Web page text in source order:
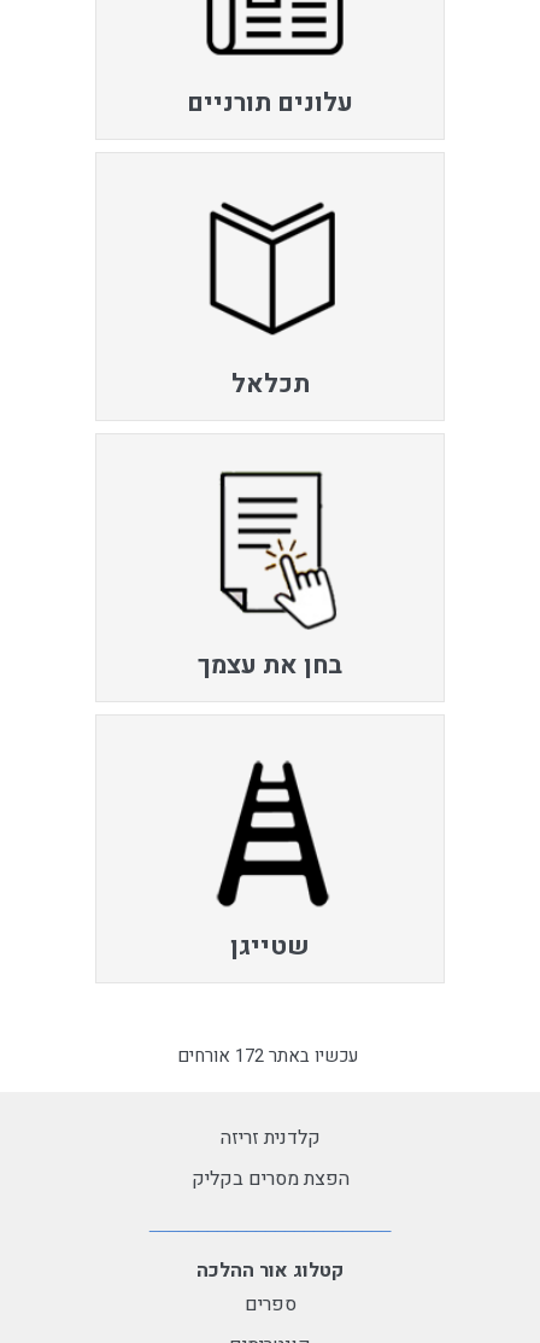
עלונים תורניים
תכלאל
בחן את עצמך
שטייגן
עכשיו באתר 172 אורחים
קלדנית זריזה
הפצת מסרים בקליק
קטלוג אור ההלכה
ספרים